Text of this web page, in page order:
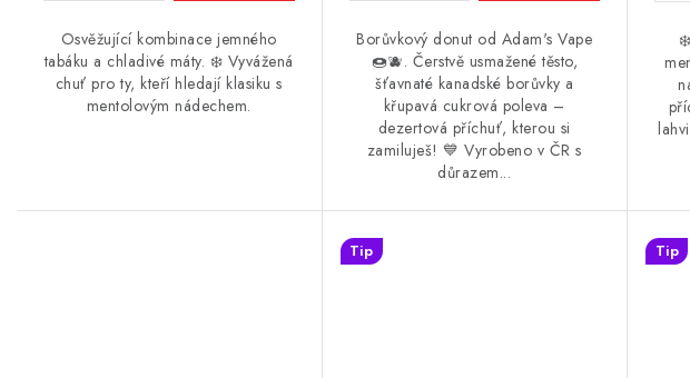
Osvěžující kombinace jemného
tabáku a chladivé máty. ❄️ Vyvážená
chuť pro ty, kteří hledají klasiku s
mentolovým nádechem.
Borůvkový donut od Adam's Vape
🍩🫐. Čerstvě usmažené těsto,
šťavnaté kanadské borůvky a
křupavá cukrová poleva –
dezertová příchuť, kterou si
zamiluješ! 💙 Vyrobeno v ČR s
důrazem...
Tip Tip